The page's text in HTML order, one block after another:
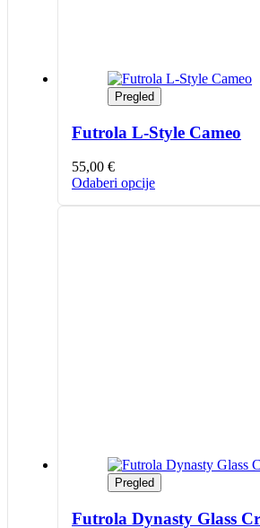
Pregled
Futrola L-Style Cameo
55,00 €
Odaberi opcijeOvaj
Pregled
Futrola Dynasty Glass